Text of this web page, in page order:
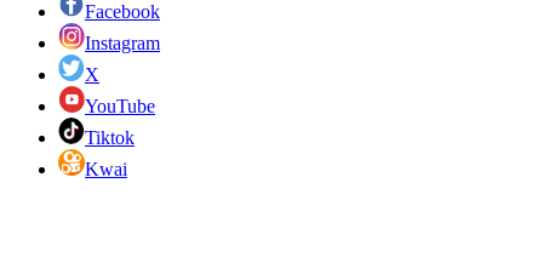
Facebook
Instagram
X
YouTube
Tiktok
Kwai